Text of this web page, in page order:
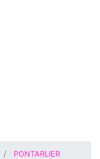
PONTARLIER